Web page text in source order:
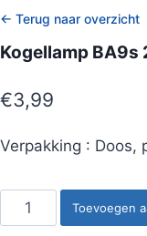
← Terug naar overzicht
Kogellamp BA9s
€3,99
Verpakking : Doos,
Kogellamp
BA9s
Toevoegen